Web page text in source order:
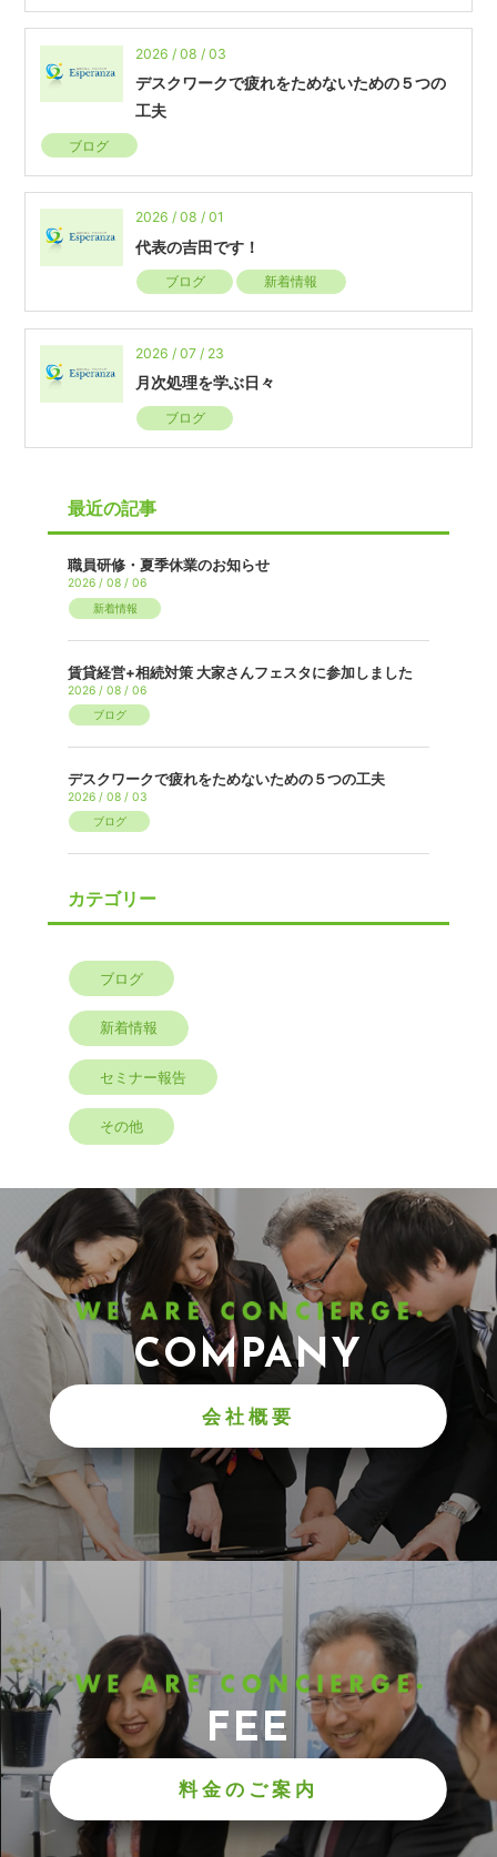
2026 / 08 / 03
デスクワークで疲れをためないための５つの
工夫
ブログ
2026 / 08 / 01
代表の吉田です！
ブログ 新着情報
2026 / 07 / 23
月次処理を学ぶ日々
ブログ
最近の記事
職員研修・夏季休業のお知らせ
2026 / 08 / 06
新着情報
賃貸経営+相続対策 大家さんフェスタに参加しました
2026 / 08 / 06
ブログ
デスクワークで疲れをためないための５つの工夫
2026 / 08 / 03
ブログ
カテゴリー
ブログ
新着情報
セミナー報告
その他
COMPANY
会社概要
FEE
料金のご案内